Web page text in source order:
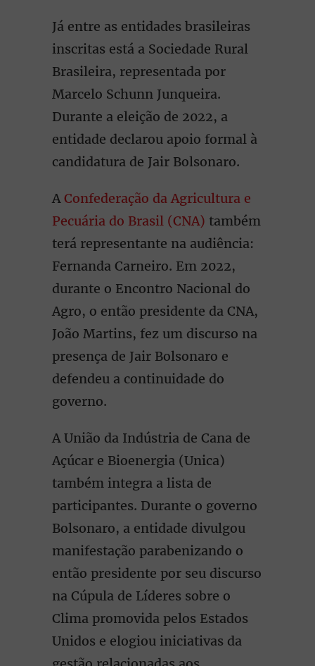
Já entre as entidades brasileiras
inscritas está a Sociedade Rural
Brasileira, representada por
Marcelo Schunn Junqueira.
Durante a eleição de 2022, a
entidade declarou apoio formal à
candidatura de Jair Bolsonaro.
AConfederação da Agricultura e
Pecuária do Brasil (CNA) também
terá representante na audiência:
Fernanda Carneiro. Em 2022,
durante o Encontro Nacional do
Agro, o então presidente da CNA,
João Martins, fez um discurso na
presença de Jair Bolsonaro e
defendeu a continuidade do
governo.
A União da Indústria de Cana de
Açúcar e Bioenergia (Unica)
também integra a lista de
participantes. Durante o governo
Bolsonaro, a entidade divulgou
manifestação parabenizando o
então presidente por seu discurso
na Cúpula de Líderes sobre o
Clima promovida pelos Estados
Unidos e elogiou iniciativas da